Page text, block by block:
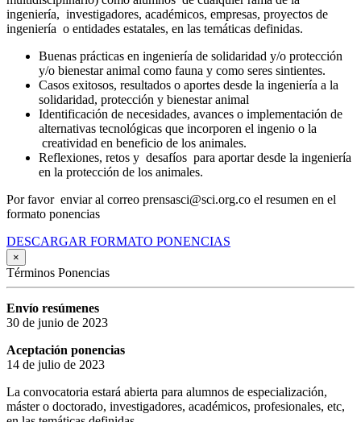
ingeniería, investigadores, académicos, empresas, proyectos de
ingeniería o entidades estatales, en las temáticas definidas.
Buenas prácticas en ingeniería de solidaridad y/o protección
y/o bienestar animal como fauna y como seres sintientes.
Casos exitosos, resultados o aportes desde la ingeniería a la
solidaridad, protección y bienestar animal
Identificación de necesidades, avances o implementación de
alternativas tecnológicas que incorporen el ingenio o la
creatividad en beneficio de los animales.
Reflexiones, retos y desafíos para aportar desde la ingeniería
en la protección de los animales.
Por favor enviar al correo prensasci@sci.org.co el resumen en el
formato ponencias
DESCARGAR FORMATO PONENCIAS
×
Términos Ponencias
Envío resúmenes
30 de junio de 2023
Aceptación ponencias
14 de julio de 2023
La convocatoria estará abierta para alumnos de especialización,
máster o doctorado, investigadores, académicos, profesionales, etc,